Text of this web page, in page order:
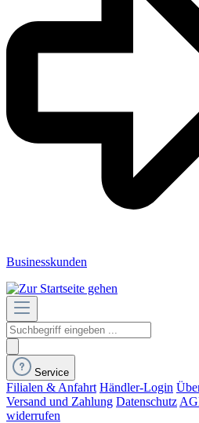
Businesskunden
Service
Filialen & Anfahrt Händler-Login
Versand und Zahlung Datenschutz
widerrufen